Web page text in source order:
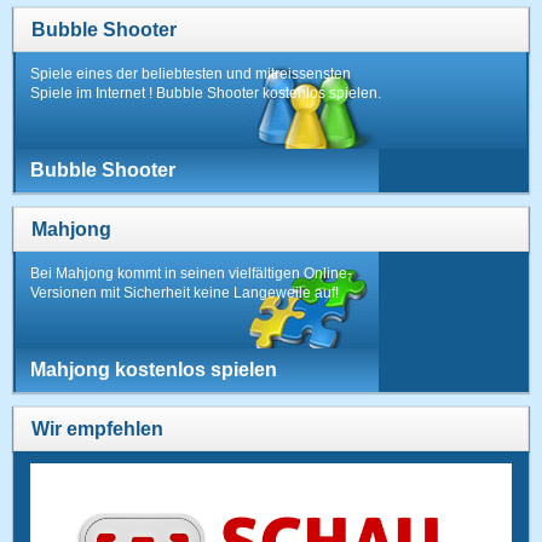
Bubble Shooter
Spiele eines der beliebtesten und mitreissensten
Spiele im Internet ! Bubble Shooter kostenlos spielen.
Bubble Shooter
Mahjong
Bei Mahjong kommt in seinen vielfältigen Online-
Versionen mit Sicherheit keine Langeweile auf!
Mahjong kostenlos spielen
Wir empfehlen